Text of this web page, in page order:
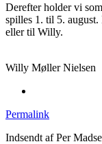
Derefter holder vi
spilles 1. til 5.
eller til Willy.
Willy Møller Nielsen
Permalink
Indsendt afPer